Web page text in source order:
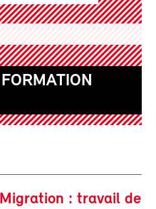
: travail de